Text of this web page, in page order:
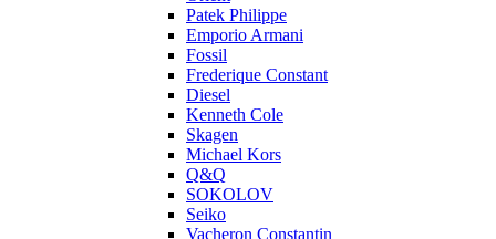
Patek Philippe
Emporio Armani
Fossil
Frederique Constant
Diesel
Kenneth Cole
Skagen
Michael Kors
Q&Q
SOKOLOV
Seiko
Vacheron Constantin